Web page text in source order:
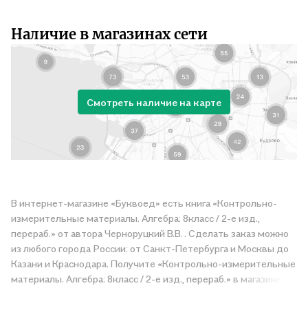
Наличие в магазинах сети
Смотреть наличие на карте
В интернет-магазине «Буквоед» есть книга «Контрольно-
измерительные материалы. Алгебра: 8класс / 2-е изд.,
перераб.» от автора Черноруцкий В.В. . Сделать заказ можно
из любого города России: от Санкт-Петербурга и Москвы до
Казани и Краснодара. Получите «Контрольно-измерительные
материалы. Алгебра: 8класс / 2-е изд., перераб.» в магазине